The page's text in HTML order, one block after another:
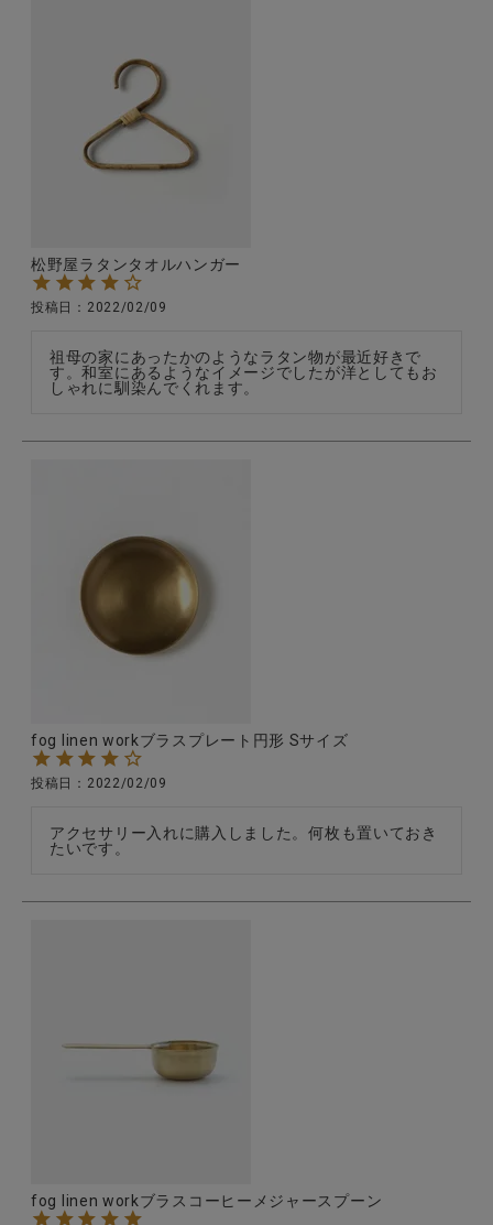
松野屋ラタンタオルハンガー
投稿日 2022/02/09
祖母の家にあったかのようなラタン物が最近好きで
す。和室にあるようなイメージでしたが洋としてもお
しゃれに馴染んでくれます。
fog linen workブラスプレート円形 Sサイズ
投稿日 2022/02/09
アクセサリー入れに購入しました。何枚も置いておき
たいです。
fog linen workブラスコーヒーメジャースプーン